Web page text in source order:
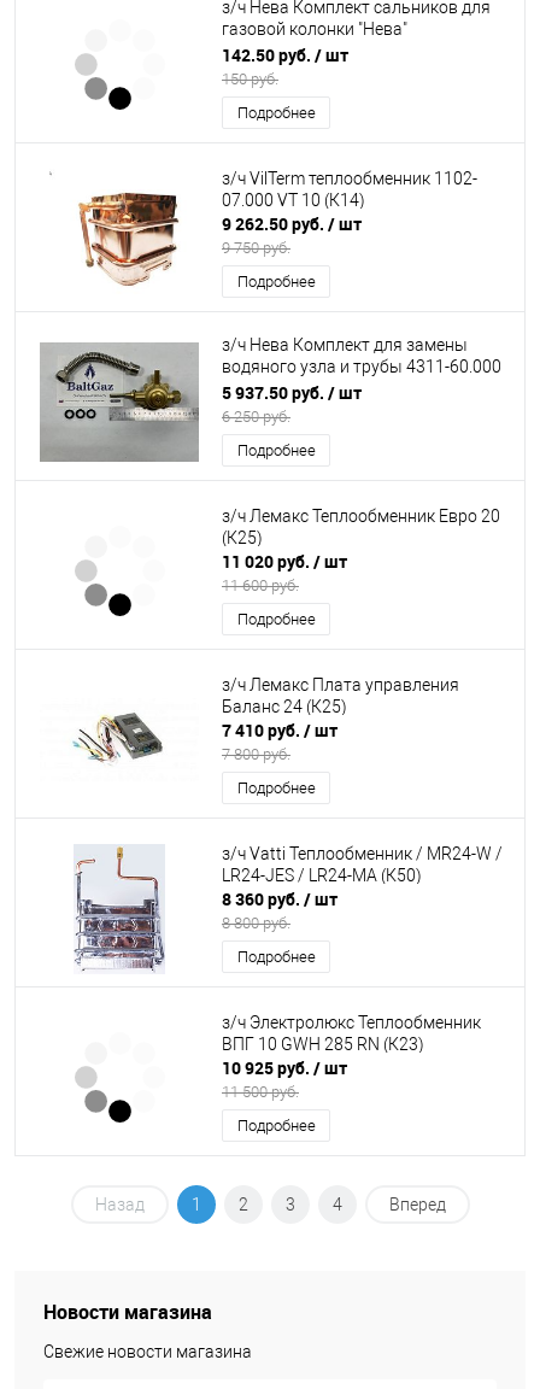
з/ч Нева Комплект сальников для
газовой колонки "Нева"
(мод4011,4510,4511,4513) 10шт
код.3825 (К23)
142.50 руб. / шт
150 руб.
Подробнее
з/ч VilTerm теплообменник 1102-
07.000 VT 10 (К14)
9 262.50 руб. / шт
9 750 руб.
Подробнее
з/ч Нева Комплект для замены
водяного узла и трубы 4311-60.000
NEVA 4510,4510Р,4510М (К23)
5 937.50 руб. / шт
6 250 руб.
Подробнее
з/ч Лемакс Теплообменник Евро 20
(К25)
11 020 руб. / шт
11 600 руб.
Подробнее
з/ч Лемакс Плата управления
Баланс 24 (К25)
7 410 руб. / шт
7 800 руб.
Подробнее
з/ч Vatti Теплообменник / MR24-W /
LR24-JES / LR24-MA (К50)
8 360 руб. / шт
8 800 руб.
Подробнее
з/ч Электролюкс Теплообменник
ВПГ 10 GWH 285 RN (К23)
10 925 руб. / шт
11 500 руб.
Подробнее
Назад 1 2 3 4 Вперед
Новости магазина
Свежие новости магазина